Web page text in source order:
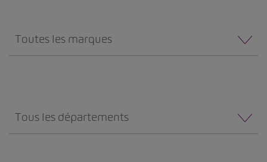
Toutes les marques
Tous les départements